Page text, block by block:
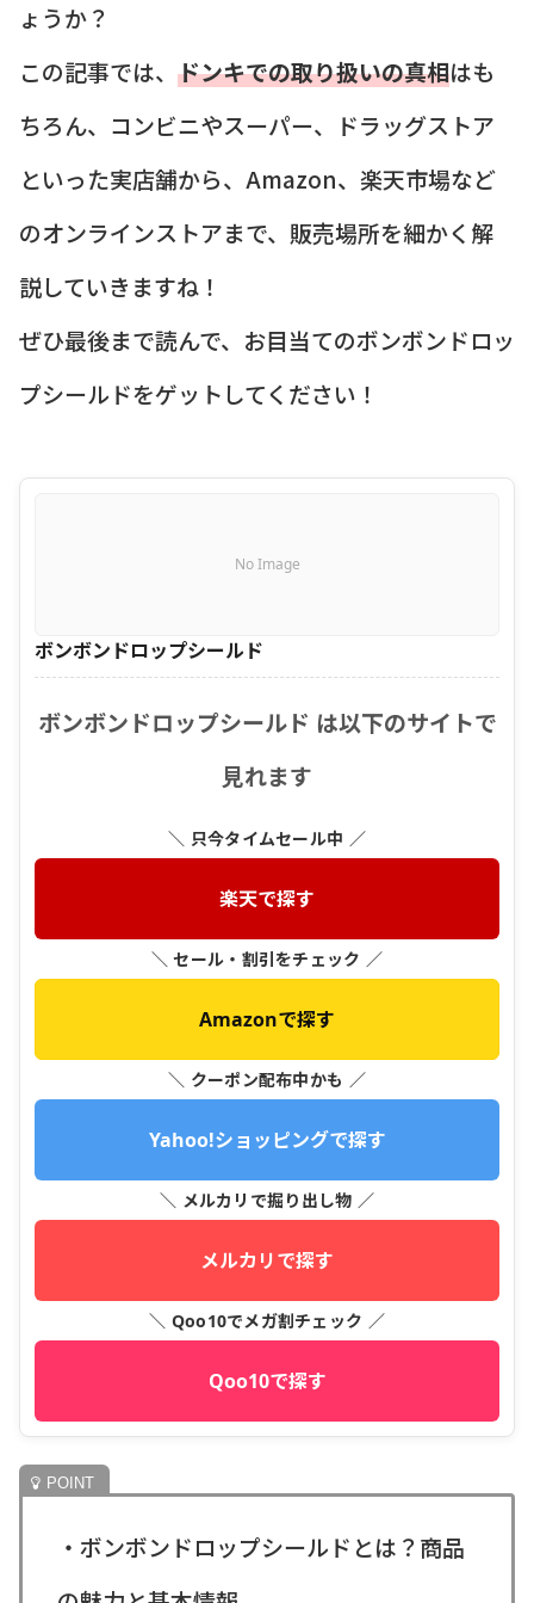
ょうか？
この記事では、 ドンキでの取り扱いの真相はも
ちろん、コンビニやスーパー、ドラッグストア
といった実店舗から、Amazon、楽天市場など
のオンラインストアまで、販売場所を細かく解
説していきますね！
ぜひ最後まで読んで、お目当てのボンボンドロッ
プシールドをゲットしてください！
No Image
ボンボンドロップシールド
ボンボンドロップシールド は以下のサイトで
見れます
＼ 只今タイムセール中 ／
楽天で探す
＼ セール・割引をチェック ／
Amazonで探す
＼ クーポン配布中かも ／
Yahoo!ショッピングで探す
＼ メルカリで掘り出し物 ／
メルカリで探す
＼ Qoo10でメガ割チェック ／
Qoo10で探す
・ボンボンドロップシールドとは？商品